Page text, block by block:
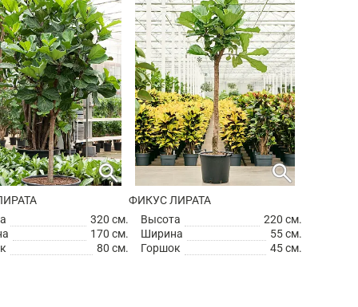
search
320 см.
170 см.
80 см.
search
ФИКУС ЛИРАТА
Высота
220 см.
Ширина
55 см.
Горшок
45 см.